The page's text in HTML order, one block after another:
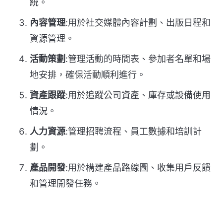
統。
內容管理:用於社交媒體內容計劃、出版日程和
資源管理。
活動策劃 :管理活動的時間表、參加者名單和場
地安排，確保活動順利進行。
資產跟蹤:用於追蹤公司資產、庫存或設備使用
情況。
人力資源:管理招聘流程、員工數據和培訓計
劃。
產品開發:用於構建產品路線圖、收集用戶反饋
和管理開發任務。